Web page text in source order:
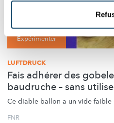
Expérimenter
LUFTDRUCK
Fais adhérer des
baudruche – sans
Ce diable ballon a un vide faible
FNR